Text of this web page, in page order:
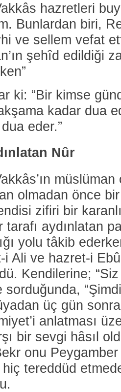
hazretleri
Bunlardan biri,
ve sellem vefat
şehîd edildiği
ki: “Bir kimse
kadar dua
eder.”
Nûr
olmadan önce
zifiri bir
tarafı aydınlatan
yolu tâkib
Ali ve hazret-i
Kendilerine;
sorduğunda,
üç gün
anlatması
bir sevgi hâsıl
onu
tereddüd